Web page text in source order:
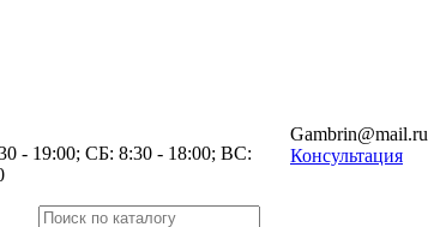
- 19:00; СБ: 8:30 - 18:00; ВС:
Gambrin@mail.ru
Консультация